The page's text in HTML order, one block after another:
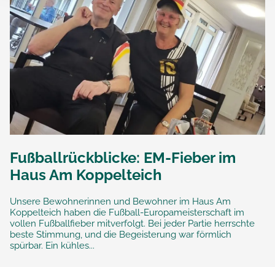
Fußballrückblicke: EM-Fieber im
Haus Am Koppelteich
Unsere Bewohnerinnen und Bewohner im Haus Am
Koppelteich haben die Fußball-Europameisterschaft im
vollen Fußballfieber mitverfolgt. Bei jeder Partie herrschte
beste Stimmung, und die Begeisterung war förmlich
spürbar. Ein kühles...